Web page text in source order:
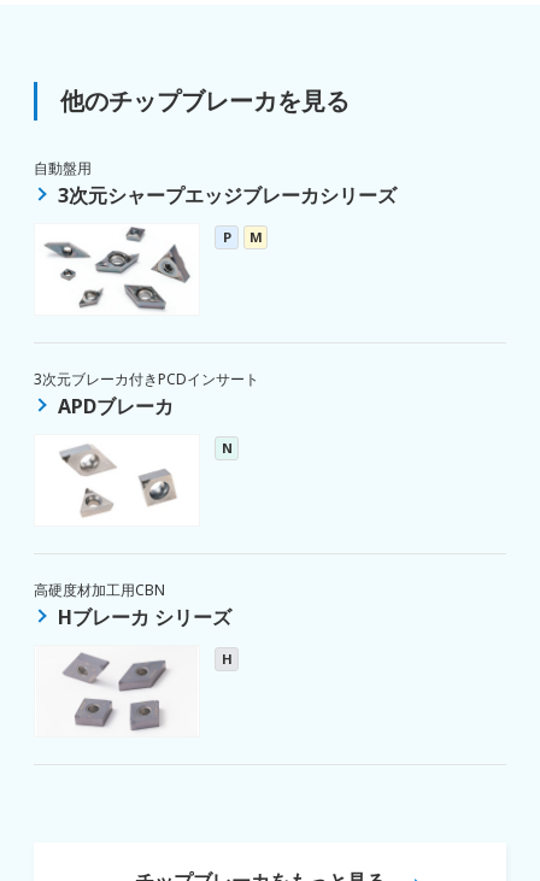
他のチップブレーカを見る
自動盤用
3次元シャープエッジブレーカシリーズ
P M
3次元ブレーカ付きPCDインサート
APDブレーカ
N
高硬度材加工用CBN
Hブレーカ シリーズ
H